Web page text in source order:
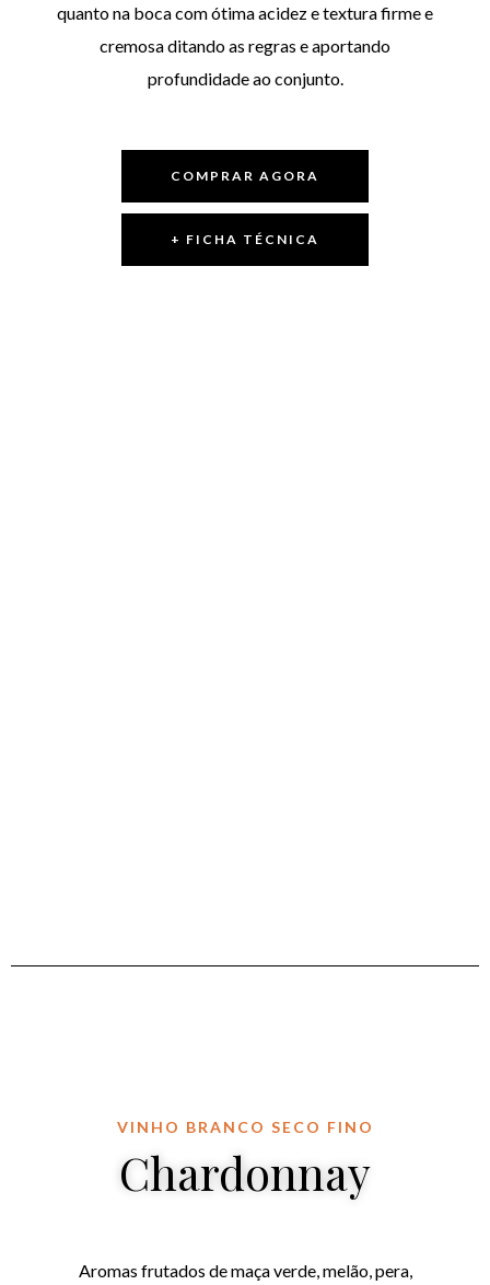
quanto na boca com ótima acidez e textura firme e
cremosa ditando as regras e aportando
profundidade ao conjunto.
COMPRAR AGORA
+ FICHA TÉCNICA
VINHO BRANCO SECO FINO
Chardonnay
Aromas frutados de maça verde, melão, pera,